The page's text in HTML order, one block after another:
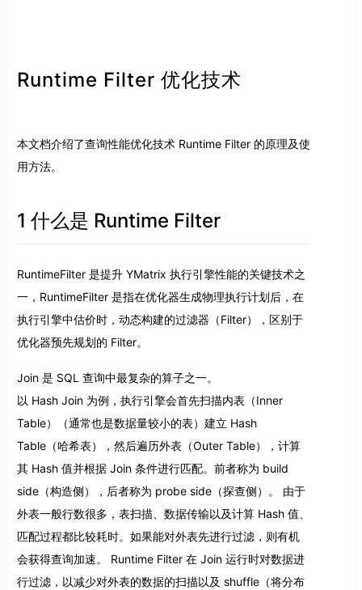
Runtime Filter 优化技术
本文档介绍了查询性能优化技术 Runtime Filter 的原理及使
用方法。
1 什么是 Runtime Filter
RuntimeFilter 是提升 YMatrix 执行引擎性能的关键技术之
一，RuntimeFilter 是指在优化器生成物理执行计划后，在
执行引擎中估价时，动态构建的过滤器（Filter），区别于
优化器预先规划的 Filter。
Join 是 SQL 查询中最复杂的算子之一。
以 Hash Join 为例，执行引擎会首先扫描内表（Inner
Table）（通常也是数据量较小的表）建立 Hash
Table（哈希表），然后遍历外表（Outer Table），计算
其 Hash 值并根据 Join 条件进行匹配。前者称为 build
side（构造侧），后者称为 probe side（探查侧）。 由于
外表一般行数很多，表扫描、数据传输以及计算 Hash 值、
匹配过程都比较耗时。如果能对外表先进行过滤，则有机
会获得查询加速。 Runtime Filter 在 Join 运行时对数据进
行过滤，以减少对外表的数据的扫描以及 shuffle（将分布